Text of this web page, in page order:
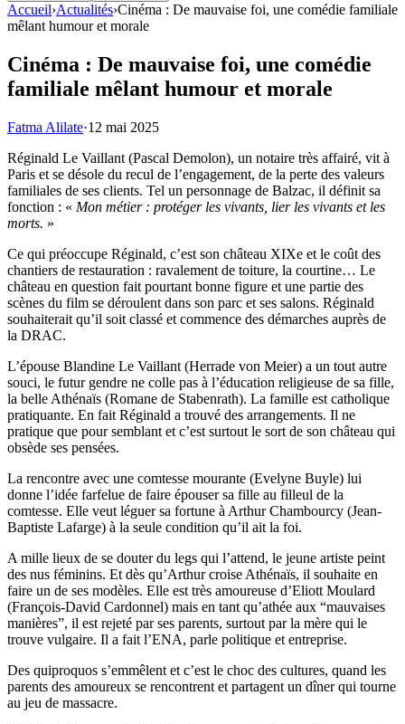
Accueil›Actualités›Cinéma : De mauvaise foi, une comédie familiale
mêlant humour et morale
Cinéma : De mauvaise foi, une comédie
familiale mêlant humour et morale
Fatma Alilate·12 mai 2025
Réginald Le Vaillant (Pascal Demolon), un notaire très affairé, vit à
Paris et se désole du recul de l’engagement, de la perte des valeurs
familiales de ses clients. Tel un personnage de Balzac, il définit sa
fonction : « Mon métier : protéger les vivants, lier les vivants et les
morts. »
Ce qui préoccupe Réginald, c’est son château XIXe et le coût des
chantiers de restauration : ravalement de toiture, la courtine… Le
château en question fait pourtant bonne figure et une partie des
scènes du film se déroulent dans son parc et ses salons. Réginald
souhaiterait qu’il soit classé et commence des démarches auprès de
la DRAC.
L’épouse Blandine Le Vaillant (Herrade von Meier) a un tout autre
souci, le futur gendre ne colle pas à l’éducation religieuse de sa fille,
la belle Athénaïs (Romane de Stabenrath). La famille est catholique
pratiquante. En fait Réginald a trouvé des arrangements. Il ne
pratique que pour semblant et c’est surtout le sort de son château qui
obsède ses pensées.
La rencontre avec une comtesse mourante (Evelyne Buyle) lui
donne l’idée farfelue de faire épouser sa fille au filleul de la
comtesse. Elle veut léguer sa fortune à Arthur Chambourcy (Jean-
Baptiste Lafarge) à la seule condition qu’il ait la foi.
A mille lieux de se douter du legs qui l’attend, le jeune artiste peint
des nus féminins. Et dès qu’Arthur croise Athénaïs, il souhaite en
faire un de ses modèles. Elle est très amoureuse d’Eliott Moulard
(François-David Cardonnel) mais en tant qu’athée aux “mauvaises
manières”, il est rejeté par ses parents, surtout par la mère qui le
trouve vulgaire. Il a fait l’ENA, parle politique et entreprise.
Des quiproquos s’emmêlent et c’est le choc des cultures, quand les
parents des amoureux se rencontrent et partagent un dîner qui tourne
au jeu de massacre.